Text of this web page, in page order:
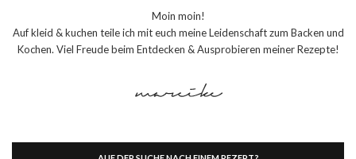
Moin moin!
Auf kleid & kuchen teile ich mit euch meine Leidenschaft zum Backen und
Kochen. Viel Freude beim Entdecken & Ausprobieren meiner Rezepte!